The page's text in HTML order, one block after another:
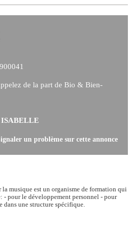
de la part de Bio & Bien-
un problème sur cette annonce
musique est un organisme de formation qui
pour le développement personnel - pour
une structure spécifique.